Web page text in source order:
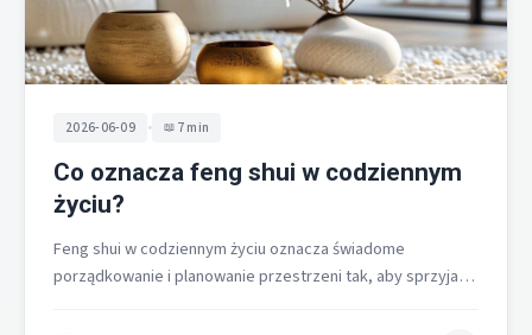
2026-06-09 • 7 min
Co oznacza feng shui w codziennym
życiu?
Feng shui w codziennym życiu oznacza świadome
porządkowanie i planowanie przestrzeni tak, aby sprzyjała